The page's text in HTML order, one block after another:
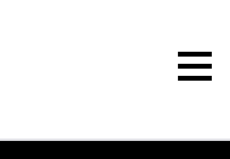
Menu